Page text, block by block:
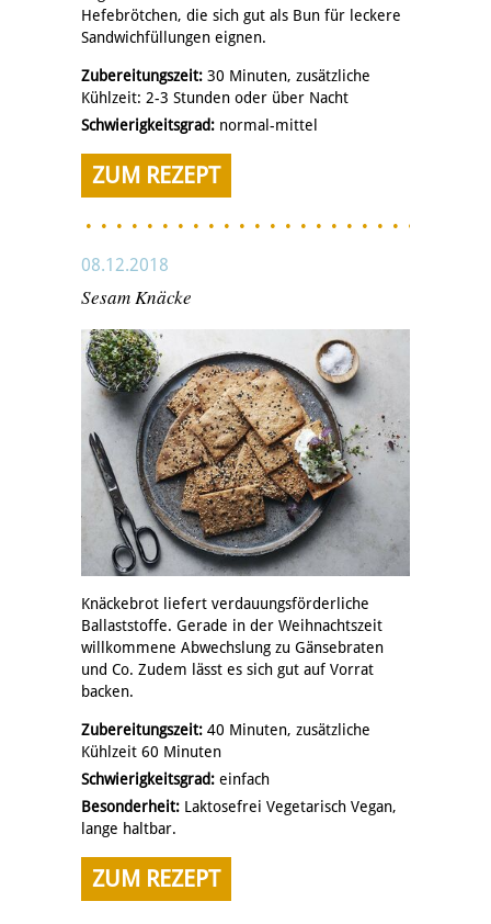
Hefebrötchen, die sich gut als Bun für leckere
Sandwichfüllungen eignen.
Zubereitungszeit: 30 Minuten, zusätzliche
Kühlzeit: 2-3 Stunden oder über Nacht
Schwierigkeitsgrad: normal-mittel
ZUM REZEPT
08.12.2018
Sesam Knäcke
Knäckebrot liefert verdauungsförderliche
Ballaststoffe. Gerade in der Weihnachtszeit
willkommene Abwechslung zu Gänsebraten
und Co. Zudem lässt es sich gut auf Vorrat
backen.
Zubereitungszeit: 40 Minuten, zusätzliche
Kühlzeit 60 Minuten
Schwierigkeitsgrad: einfach
Besonderheit: Laktosefrei Vegetarisch Vegan,
lange haltbar.
ZUM REZEPT